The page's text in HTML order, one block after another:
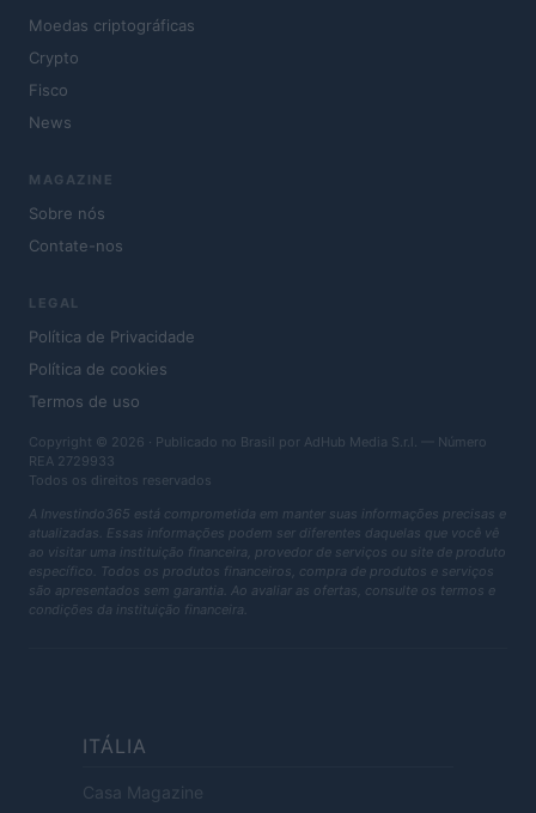
Moedas criptográficas
Crypto
Fisco
News
MAGAZINE
Sobre nós
Contate-nos
LEGAL
Política de Privacidade
Política de cookies
Termos de uso
Copyright © 2026 · Publicado no Brasil por AdHub Media S.r.l. — Número
REA 2729933
Todos os direitos reservados
A Investindo365 está comprometida em manter suas informações precisas e
atualizadas. Essas informações podem ser diferentes daquelas que você vê
ao visitar uma instituição financeira, provedor de serviços ou site de produto
específico. Todos os produtos financeiros, compra de produtos e serviços
são apresentados sem garantia. Ao avaliar as ofertas, consulte os termos e
condições da instituição financeira.
ITÁLIA
Casa Magazine